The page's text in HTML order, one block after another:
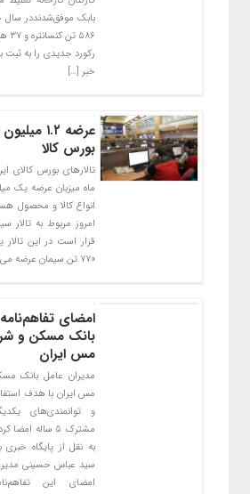
رکورد جدیدی را به ثبت
خبر […]
عرضه ۱.۲
بورس کالا
انواع کالا و محصول
امروز مربوط به تالار
۷۷۰ تن سیمان عرضه می شود. به گزارش […]
امضای
بانک مسکن و
مس ایران
مدیران عامل بانک
مس ایران با هدف
و توانمندی‌های
مشترک ۵ ساله
به نقل از پایگاه
سید عباس حسینی
امضای این